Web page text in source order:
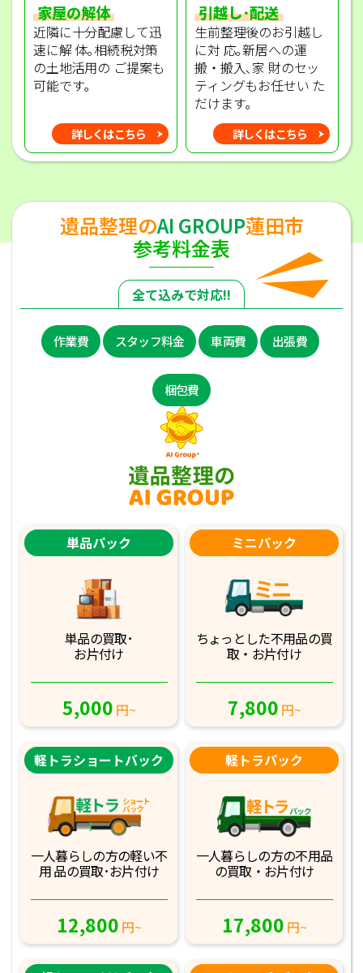
家屋の解体
近隣に十分配慮して迅
速に解 体｡相続税対策
の土地活用の ご提案も
可能です｡
詳しくはこちら
引越し･配送
生前整理後のお引越し
に対 応｡新居への運
搬・搬入､家 財のセッ
ティングもお任せい た
だけます｡
詳しくはこちら
遺品整理のAI GROUP蓮田市
参考料金表
全て込みで対応!!
作業費 スタッフ料金 車両費 出張費
梱包費
単品パック
単品の買取･
お片付け
5,000 円~
ミニパック
ちょっとした不用品の買
取・お片付け
7,800 円~
軽トラショートバック
一人暮らしの方の軽い不
用 品の買取･お片付け
12,800 円~
軽トラパック
一人暮らしの方の不用品
の買取・お片付け
17,800 円~